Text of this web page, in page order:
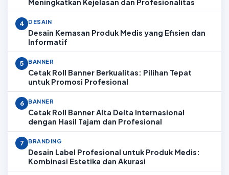
Meningkatkan Kejelasan dan Profesionalitas
4 DESAIN
Desain Kemasan Produk Medis yang Efisien dan
Informatif
5 BANNER
Cetak Roll Banner Berkualitas: Pilihan Tepat
untuk Promosi Profesional
6 BANNER
Cetak Roll Banner Alta Delta Internasional
dengan Hasil Tajam dan Profesional
7 BRANDING
Desain Label Profesional untuk Produk Medis:
Kombinasi Estetika dan Akurasi